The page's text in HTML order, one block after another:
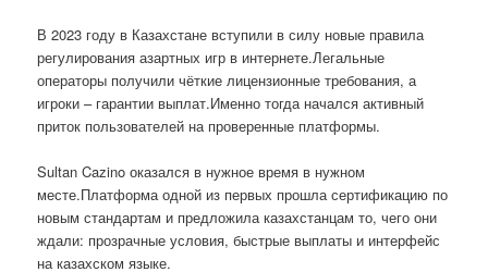
В 2023 году в Казахстане вступили в силу новые правила
регулирования азартных игр в интернете.Легальные
операторы получили чёткие лицензионные требования, а
игроки – гарантии выплат.Именно тогда начался активный
приток пользователей на проверенные платформы.
Sultan Cazino оказался в нужное время в нужном
месте.Платформа одной из первых прошла сертификацию по
новым стандартам и предложила казахстанцам то, чего они
ждали: прозрачные условия, быстрые выплаты и интерфейс
на казахском языке.